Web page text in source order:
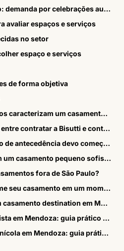
Panorama de mercado: demanda por celebrações autorais com operação integrada
avaliar espaços e serviços
no setor
espaço e serviços
de forma objetiva
Quantos convidados caracterizam um casamento pequeno sofisticado no Brooklin?
Qual é a diferença entre contratar a Bisutti e contratar uma assessoria de casamentos?
Com quanto tempo de antecedência devo começar a planejar um casamento íntimo sofisticado em São Paulo?
O investimento em um casamento pequeno sofisticado é menor do que em um casamento grande?
fora de São Paulo?
Conclusão: transforme seu casamento em um momento inesquecível
Como planejar um casamento destination em Mendoza
Casamento intimista em Mendoza: guia prático e estratégico
Casamento em vinícola em Mendoza: guia prático para casais